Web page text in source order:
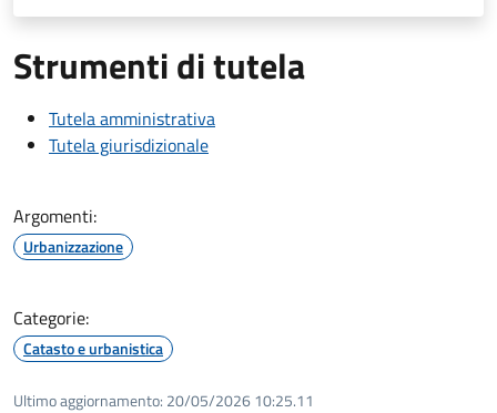
Strumenti di tutela
Tutela amministrativa
Tutela giurisdizionale
Argomenti:
Urbanizzazione
Categorie:
Catasto e urbanistica
Ultimo aggiornamento: 20/05/2026 10:25.11